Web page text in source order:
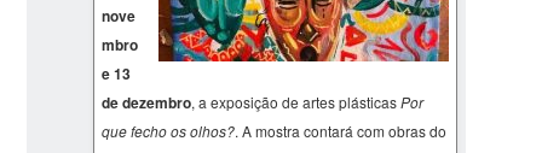
nove
mbro
e 13
de dezembro, a exposição de artes plásticasPor
que fecho os olhos?. A mostra contará com obras do